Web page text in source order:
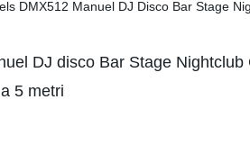
DJ disco Bar Stage
5 metri